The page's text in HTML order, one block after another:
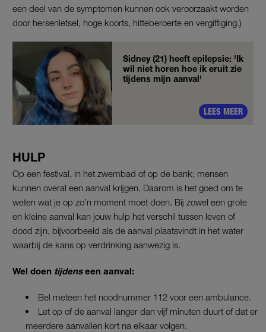
een deel van de symptomen kunnen ook veroorzaakt worden
door hersenletsel, hoge koorts, hitteberoerte en vergiftiging.)
Sidney (21) heeft epilepsie: 'Ik
wil niet horen hoe ik eruit zie
tijdens mijn aanval'
LEES MEER
HULP
Op een festival, in het zwembad of op de bank; mensen
kunnen overal een aanval krijgen. Daarom is het goed om te
weten wat je op zo’n moment moet doen. Bij zowel een grote
en kleine aanval kan jouw hulp het verschil tussen leven of
dood zijn, bijvoorbeeld als de aanval plaatsvindt in het water
waarbij de kans op verdrinking aanwezig is.
Wel doen tijdenseen aanval:
Bel meteen het noodnummer 112 voor een ambulance.
Let op of de aanval langer dan vijf minuten duurt of dat er
meerdere aanvallen kort na elkaar volgen.